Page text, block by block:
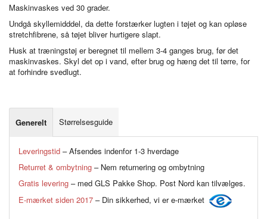
Maskinvaskes ved 30 grader.
Undgå skyllemidddel, da dette forstærker lugten i tøjet og kan opløse
stretchfibrene, så tøjet bliver hurtigere slapt.
Husk at træningstøj er beregnet til mellem 3-4 ganges brug, før det
maskinvaskes. Skyl det op i vand, efter brug og hæng det til tørre, for
at forhindre svedlugt.
Generelt Størrelsesguide
Leveringstid – Afsendes indenfor 1-3 hverdage
Returret & ombytning – Nem returnering og ombytning
Gratis levering – med GLS Pakke Shop. Post Nord kan tilvælges.
E-mærket siden 2017 – Din sikkerhed, vi er e-mærket